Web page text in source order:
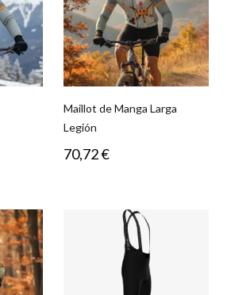
Maillot de Manga Larga
Legión
70,72€